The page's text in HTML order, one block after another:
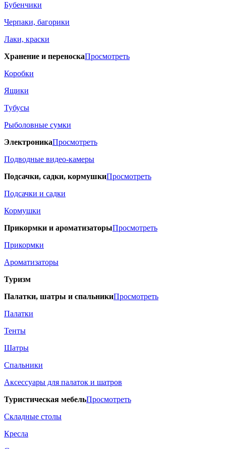
Бубенчики
Черпаки, багорики
Лаки, краски
Хранение и переноскаПросмотреть
Коробки
Ящики
Тубусы
Рыболовные сумки
ЭлектроникаПросмотреть
Подводные видео-камеры
Подсачки, садки, кормушкиПросмотреть
Подсачки и садки
Кормушки
Прикормки и ароматизаторыПросмотреть
Прикормки
Ароматизаторы
Туризм
Палатки, шатры и спальникиПросмотреть
Палатки
Тенты
Шатры
Спальники
Аксессуары для палаток и шатров
Туристическая мебельПросмотреть
Складные столы
Кресла